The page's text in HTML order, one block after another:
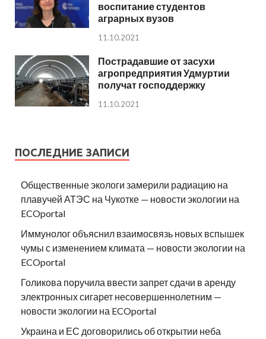
воспитание студентов
аграрных вузов
11.10.2021
Пострадавшие от засухи
агропредприятия Удмуртии
получат господдержку
11.10.2021
ПОСЛЕДНИЕ ЗАПИСИ
Общественные экологи замерили радиацию на
плавучей АТЭС на Чукотке — новости экологии на
ECOportal
Иммунолог объяснил взаимосвязь новых вспышек
чумы с изменением климата — новости экологии на
ECOportal
Голикова поручила ввести запрет сдачи в аренду
электронных сигарет несовершеннолетним —
новости экологии на ECOportal
Украина и ЕС договорились об открытии неба